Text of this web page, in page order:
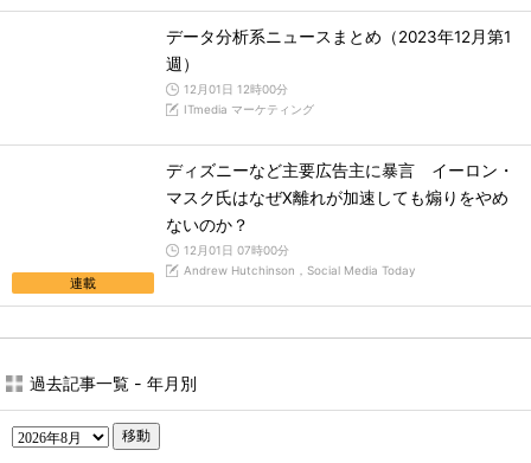
データ分析系ニュースまとめ（2023年12月第1
週）
12月01日 12時00分
ITmedia マーケティング
連載
ディズニーなど主要広告主に暴言 イーロン・
マスク氏はなぜX離れが加速しても煽りをやめ
ないのか？
12月01日 07時00分
Andrew Hutchinson，Social Media Today
過去記事一覧 - 年月別
移動